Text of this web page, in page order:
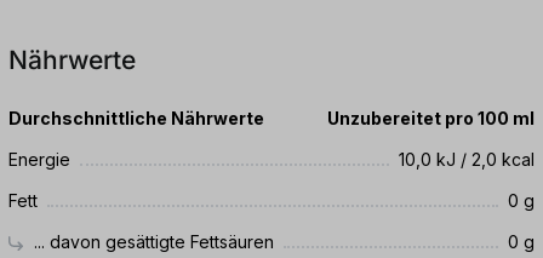
Nährwerte
Durchschnittliche Nährwerte
Unzubereitet pro 100 ml
Energie
10,0 kJ / 2,0 kcal
Fett
0 g
... davon gesättigte Fettsäuren
0 g